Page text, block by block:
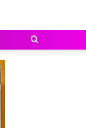
Search